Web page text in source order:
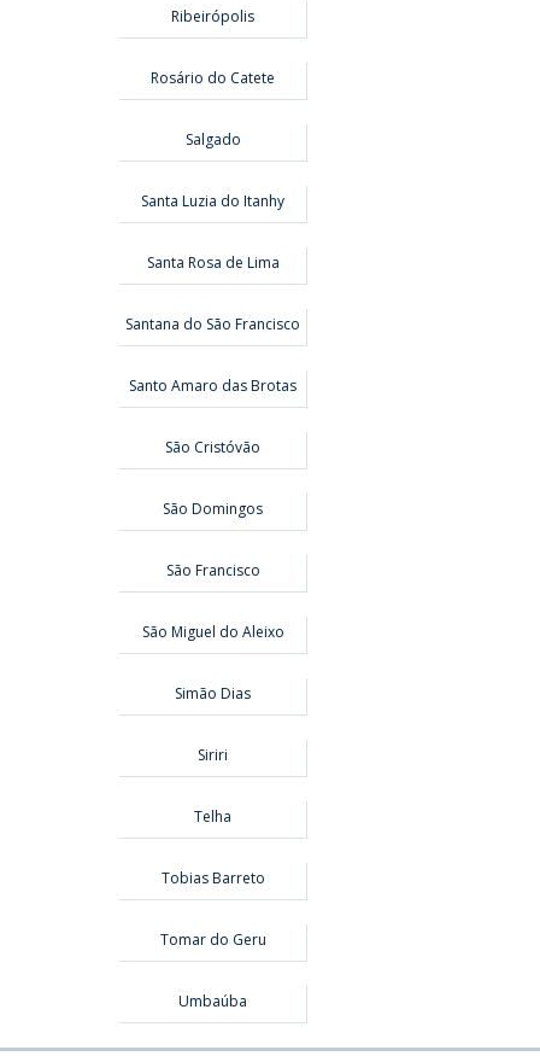
Ribeirópolis
Rosário do Catete
Salgado
Santa Luzia do Itanhy
Santa Rosa de Lima
Santana do São Francisco
Santo Amaro das Brotas
São Cristóvão
São Domingos
São Francisco
São Miguel do Aleixo
Simão Dias
Siriri
Telha
Tobias Barreto
Tomar do Geru
Umbaúba